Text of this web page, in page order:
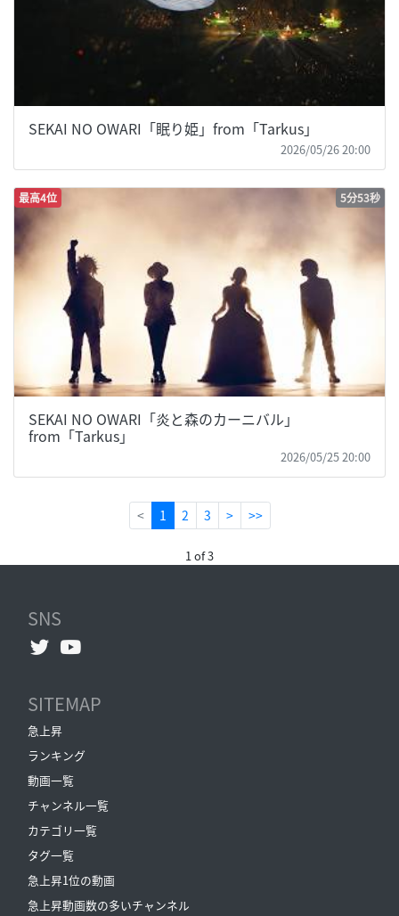
SEKAI NO OWARI「眠り姫」from「Tarkus」
2026/05/26 20:00
最高4位 5分53秒
SEKAI NO OWARI「炎と森のカーニバル」
from「Tarkus」
2026/05/25 20:00
< 1 (current)
2 3 > >>
1 of 3
SNS
SITEMAP
急上昇
ランキング
動画一覧
チャンネル一覧
カテゴリ一覧
タグ一覧
急上昇1位の動画
急上昇動画数の多いチャンネル